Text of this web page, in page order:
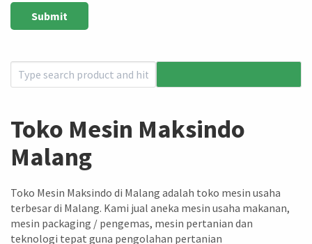
Toko Mesin Maksindo
Malang
Toko Mesin Maksindo di Malang adalah toko mesin usaha
terbesar di Malang. Kami jual aneka mesin usaha makanan,
mesin packaging / pengemas, mesin pertanian dan
teknologi tepat guna pengolahan pertanian